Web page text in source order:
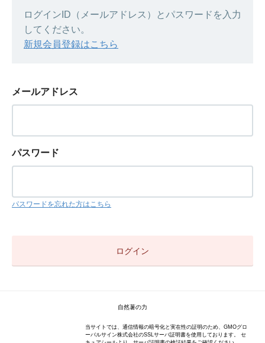
ログインID（メールアドレス）とパスワードを入力
してください。
新規会員登録はこちら
メールアドレス
パスワード
パスワードを忘れた方はこちら
自然薯の力
当サイトでは、通信情報の暗号化と実在性の証明のため、GMOグロ
ーバルサイン株式会社のSSLサーバ証明書を使用しております。 セ